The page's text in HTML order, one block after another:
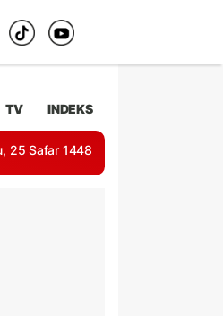
TV INDEKS
25 Safar 1448